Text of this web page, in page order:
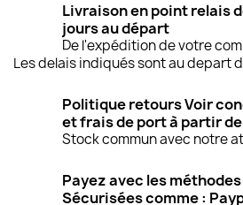
Livraison en point relais
jours au départ
De l'expédition de votre
Les delais indiqués sont au depart
Politique retours Voir
et frais de port à partir
Stock commun avec notre
Payez avec les
Sécurisées comme :